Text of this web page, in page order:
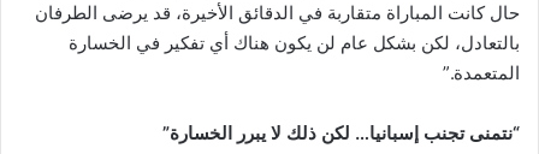
حال كانت المباراة متقاربة في الدقائق الأخيرة، قد يرضى الطرفان
بالتعادل، لكن بشكل عام لن يكون هناك أي تفكير في الخسارة
المتعمدة.”
“نتمنى تجنب إسبانيا… لكن ذلك لا يبرر الخسارة”